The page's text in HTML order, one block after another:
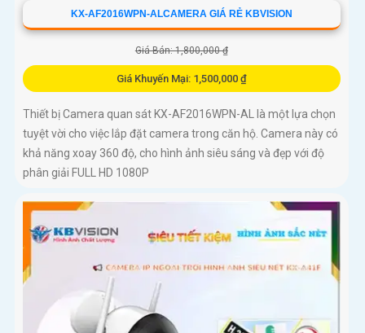
KX-AF2016WPN-ALCAMERA GIÁ RẺ KBVISION
Giá Bán: 1,800,000 ₫
Giá Khuyến Mại: 1,500,000 ₫
Thiết bị Camera quan sát KX-AF2016WPN-AL là một lựa chọn
tuyệt vời cho việc lắp đặt camera trong căn hộ. Camera này có
khả năng xoay 360 độ, cho hình ảnh siêu sáng và đẹp với độ
phân giải FULL HD 1080P